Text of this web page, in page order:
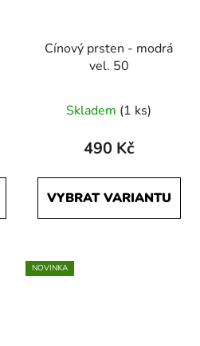
Cínový prsten - modrá
vel. 50
Skladem (1 ks)
490 Kč
VYBRAT VARIANTU
NOVINKA